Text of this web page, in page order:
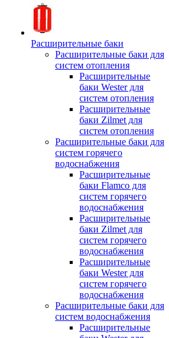
Расширительные баки
Расширительные баки для
систем отопления
Расширительные
баки Wester для
систем отопления
Расширительные
баки Zilmet для
систем отопления
Расширительные баки для
систем горячего
водоснабжения
Расширительные
баки Flamco для
систем горячего
водоснабжения
Расширительные
баки Zilmet для
систем горячего
водоснабжения
Расширительные
баки Wester для
систем горячего
водоснабжения
Расширительные баки для
систем водоснабжения
Расширительные